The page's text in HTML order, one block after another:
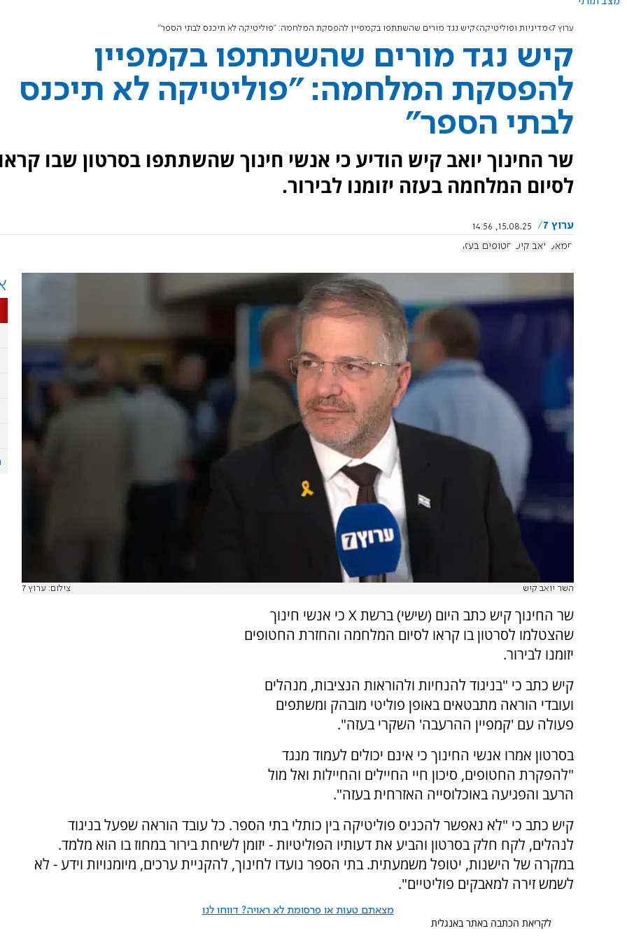
ערוץ 7 מדיניות ופוליטיקה קיש נגד מורים שהשתתפו בקמפיין להפסקת המלחמה: "פוליטיקה לא תיכנס לבתי הספר"
קיש נגד מורים שהשתתפו בקמפיין
להפסקת המלחמה: "פוליטיקה לא תיכנס
לבתי הספר"
שר החינוך יואב קיש הודיע כי אנשי חינוך שהשתתפו בסרטון שבו
לסיום המלחמה בעזה יזומנו לבירור.
ערוץ 7
15.08.25, 14:56
חמאס
יואב קיש חטופים בעזה
השר יואב קיש צילום: ערוץ 7
שר החינוך קיש כתב היום (שישי) ברשת X כי אנשי חינוך
שהצטלמו לסרטון בו קראו לסיום המלחמה והחזרת החטופים
יזומנו לבירור.
קיש כתב כי "בניגוד להנחיות ולהוראות הנציבות, מנהלים
ועובדי הוראה מתבטאים באופן פוליטי מובהק ומשתפים
פעולה עם 'קמפיין ההרעבה' השקרי בעזה".
בסרטון אמרו אנשי החינוך כי אינם יכולים לעמוד מנגד
"להפקרת החטופים, סיכון חיי החיילים והחיילות ואל מול
הרעב והפגיעה באוכלוסייה האזרחית בעזה".
קיש כתב כי "לא נאפשר להכניס פוליטיקה בין כותלי בתי הספר. כל עובד הוראה שפעל בניגוד
לנהלים, לקח חלק בסרטון והביע את דעותיו הפוליטיות - יזומן לשיחת בירור במחוז בו הוא מלמד.
במקרה של הישנות, יטופל משמעתית. ‏בתי הספר נועדו לחינוך, להקניית ערכים, מיומנויות וידע - לא
לשמש זירה למאבקים פוליטיים".
מצאתם טעות או פרסומת לא ראויה? דווחו לנו
לקריאת הכתבה באתר באנגלית